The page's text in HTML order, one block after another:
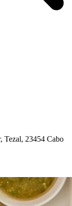
Tezal, 23454 Cabo